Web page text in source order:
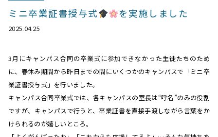
ミニ卒業証書授与式 を実施しました
2025.04.25
3月にキャンパス合同の卒業式に参加できなかった生徒たちのため
に、春休み期間から昨日までの間にいくつかのキャンパスで「ミニ卒
業証書授与式」を行いました。
キャンパス合同卒業式では、各キャンパスの室長は“呼名”のみの役割
ですが、キャンパスで行うと、卒業証書を直接手渡しながら言葉をか
けられるのが嬉しいところ。